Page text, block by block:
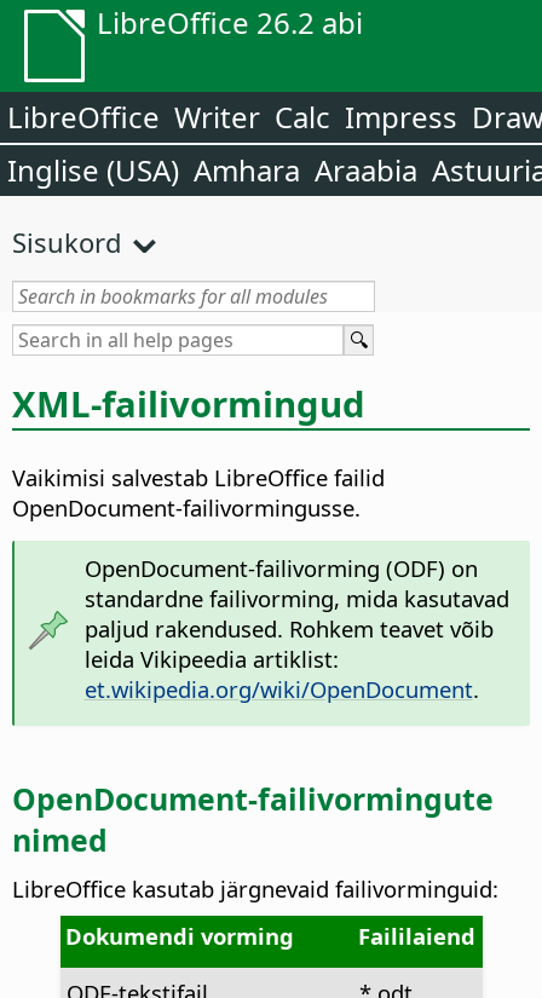
LibreOffice 26.2 abi
LibreOffice Writer Calc Impress
Inglise (USA) Amhara Araabia
Sisukord
XML-failivormingud
Vaikimisi salvestab LibreOffice failid
OpenDocument-failivormingusse.
OpenDocument-failivorming (ODF) on
standardne failivorming, mida kasutavad
paljud rakendused. Rohkem teavet võib
leida Vikipeedia artiklist:
et.wikipedia.org/wiki/OpenDocument.
OpenDocument-failivormingute
nimed
LibreOffice kasutab järgnevaid failivorminguid:
Dokumendi vorming
Faililaiend